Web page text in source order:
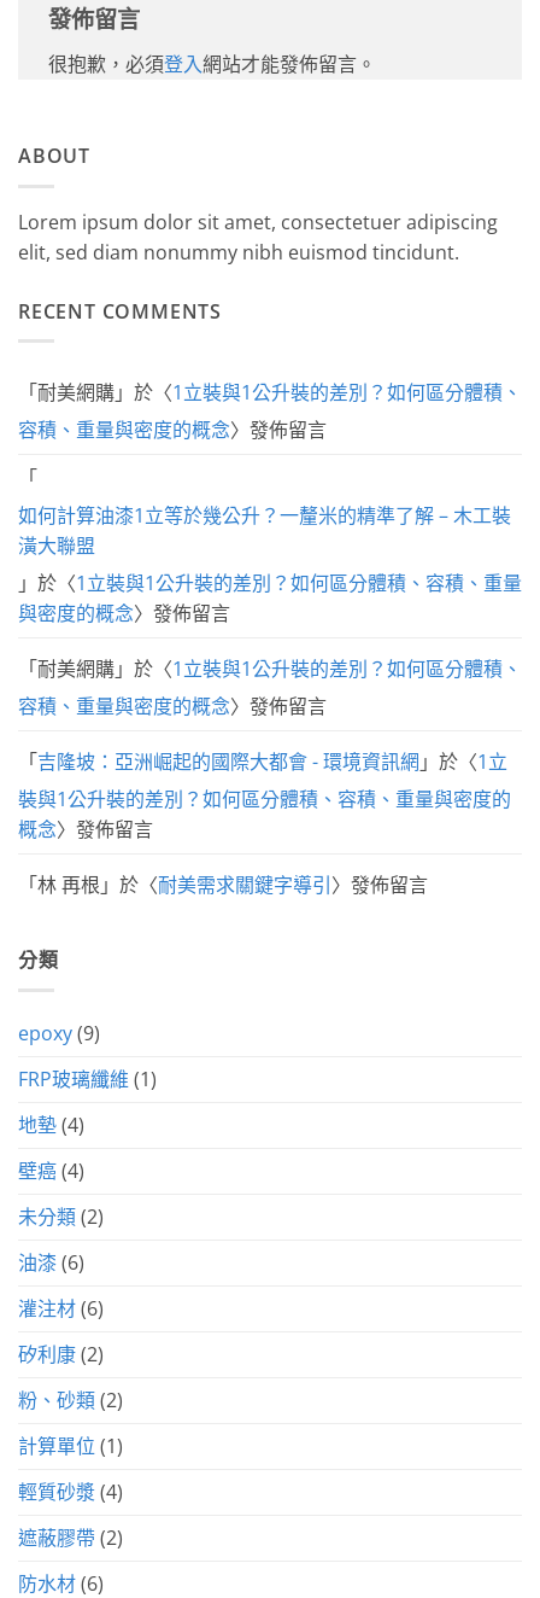
發佈留言
很抱歉，必須登入網站才能發佈留言。
ABOUT
Lorem ipsum dolor sit amet, consectetuer adipiscing
elit, sed diam nonummy nibh euismod tincidunt.
RECENT COMMENTS
「耐美網購」於〈1立裝與1公升裝的差別？如何區分體積、
容積、重量與密度的概念〉發佈留言
「
如何計算油漆1立等於幾公升？一釐米的精準了解 – 木工裝
潢大聯盟
」於〈1立裝與1公升裝的差別？如何區分體積、容積、重量
與密度的概念〉發佈留言
「耐美網購」於〈1立裝與1公升裝的差別？如何區分體積、
容積、重量與密度的概念〉發佈留言
「吉隆坡：亞洲崛起的國際大都會 - 環境資訊網 」於〈1立
裝與1公升裝的差別？如何區分體積、容積、重量與密度的
概念〉發佈留言
「林 再根 」於〈耐美需求關鍵字導引〉發佈留言
分類
epoxy(9)
FRP玻璃纖維 (1)
地墊(4)
壁癌(4)
未分類(2)
油漆(6)
灌注材(6)
矽利康(2)
粉、砂類(2)
計算單位 (1)
輕質砂漿(4)
遮蔽膠帶 (2)
防水材(6)